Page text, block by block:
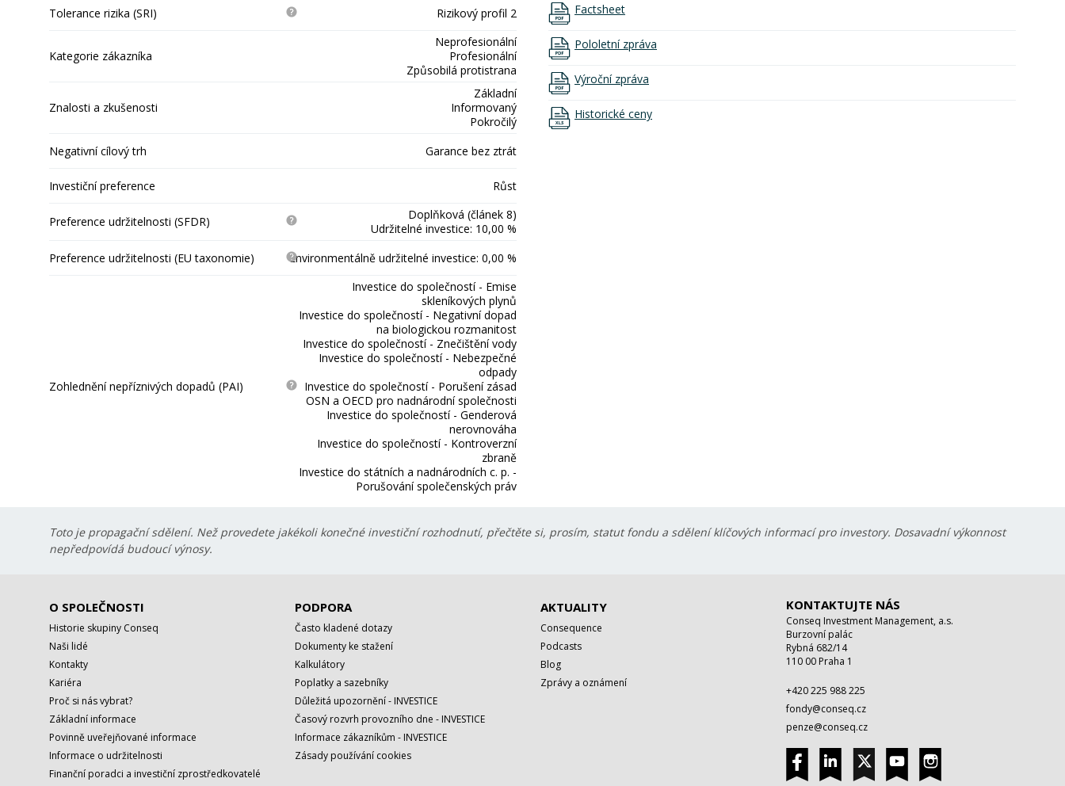
Tolerance rizika (SRI) Rizikový profil 2
Kategorie zákazníka
Neprofesionální
Profesionální
Způsobilá protistrana
Znalosti a zkušenosti
Základní
Informovaný
Pokročilý
Negativní cílový trh
Garance bez ztrát
Investiční preference Růst
Preference udržitelnosti (SFDR)
Doplňková (článek 8)
Udržitelné investice: 10,00 %
Preference udržitelnosti (EU taxonomie)
Environmentálně udržitelné investice: 0,00 %
Zohlednění nepříznivých dopadů (PAI)
Investice do společností - Emise
skleníkových plynů
Investice do společností - Negativní dopad
na biologickou rozmanitost
Investice do společností - Znečištění vody
Investice do společností - Nebezpečné
odpady
Investice do společností - Porušení zásad
OSN a OECD pro nadnárodní společnosti
Investice do společností - Genderová
nerovnováha
Investice do společností - Kontroverzní
zbraně
Investice do státních a nadnárodních c. p. -
Porušování společenských práv
Factsheet
Pololetní zpráva
Výroční zpráva
Historické ceny
Toto je propagační sdělení. Než provedete jakékoli konečné investiční rozhodnutí, přečtěte si, prosím, statut fondu a sdělení klíčových informací pro investory. Dosavadní výkonnost
nepředpovídá budoucí výnosy.
O SPOLEČNOSTI
Historie skupiny Conseq
Naši lidé
Kontakty
Kariéra
Proč si nás vybrat?
Základní informace
Povinně uveřejňované informace
Informace o udržitelnosti
Finanční poradci a investiční zprostředkovatelé
PODPORA
Často kladené dotazy
Dokumenty ke stažení
Kalkulátory
Poplatky a sazebníky
Důležitá upozornění - INVESTICE
Časový rozvrh provozního dne - INVESTICE
Informace zákazníkům - INVESTICE
Zásady používání cookies
AKTUALITY
Consequence
Podcasts
Blog
Zprávy a oznámení
KONTAKTUJTE NÁS
Conseq Investment Management, a.s.
Burzovní palác
Rybná 682/14
110 00 Praha 1
+420 225 988 225
fondy@conseq.cz
penze@conseq.cz